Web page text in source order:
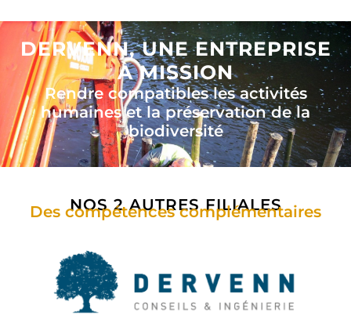
DERVENN, UNE ENTREPRISE
À MISSION
Rendre compatibles les activités
humaines et la préservation de la
biodiversité
NOS 2 AUTRES FILIALES
Des compétences complémentaires